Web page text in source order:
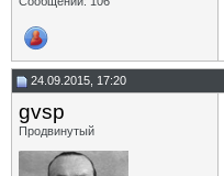
24.09.2015, 17:20
gvsp
Продвинутый